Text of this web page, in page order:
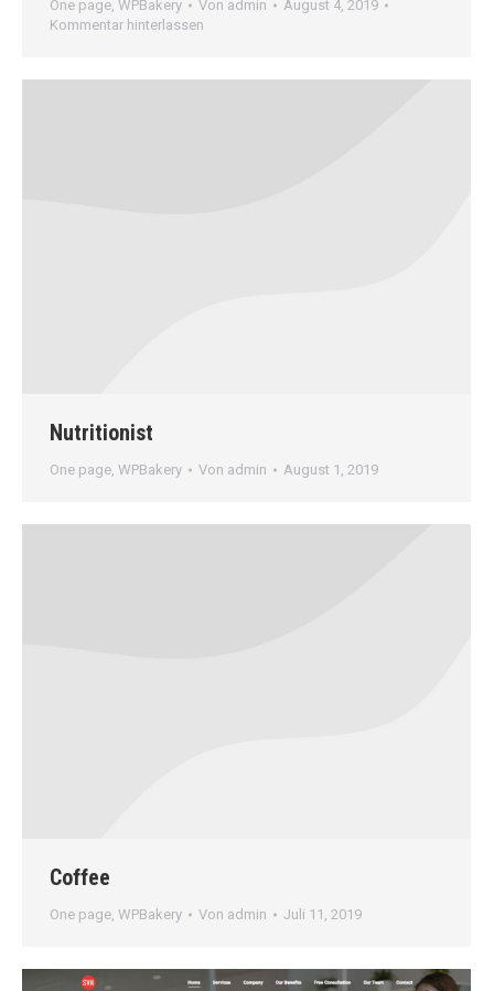
One page, WPBakery Von admin
August 4, 2019
Kommentar hinterlassen
Nutritionist
One page WPBakery Von admin August 1, 2019
Coffee
One page WPBakery Von admin Juli 11, 2019